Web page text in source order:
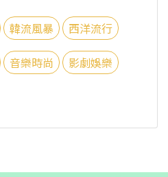
韓流風暴 西洋流行
音樂時尚 影劇娛樂